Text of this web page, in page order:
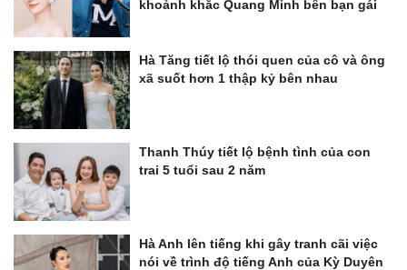
khoảnh khắc Quang Minh bên bạn gái
Hà Tăng tiết lộ thói quen của cô và ông
xã suốt hơn 1 thập kỷ bên nhau
Thanh Thúy tiết lộ bệnh tình của con
trai 5 tuổi sau 2 năm
Hà Anh lên tiếng khi gây tranh cãi việc
nói về trình độ tiếng Anh của Kỳ Duyên